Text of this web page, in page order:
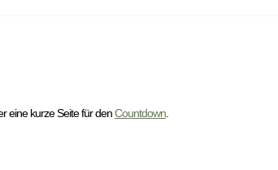
eine kurze Seite für denCountdown